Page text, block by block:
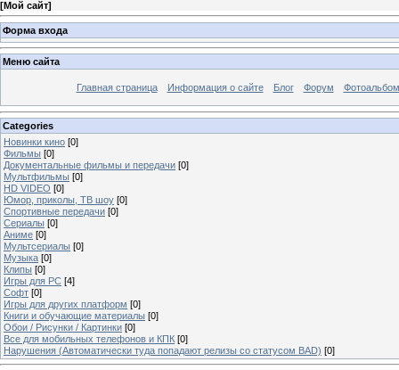
[Мой сайт]
Форма входа
Меню сайта
Главная страница Информация о сайте Блог Форум
Categories
Новинки кино [0]
Фильмы [0]
Документальные фильмы и передачи [0]
Мультфильмы [0]
HD VIDEO [0]
Юмор, приколы, ТВ шоу [0]
Спортивные передачи [0]
Сериалы [0]
Аниме [0]
Мультсериалы [0]
Музыка [0]
Клипы [0]
Игры для PC [4]
Софт [0]
Игры для других платформ [0]
Книги и обучающие материалы [0]
Обои / Рисунки / Картинки [0]
Все для мобильных телефонов и КПК [0]
Нарушения (Автоматически туда попадают релизы со статусом BAD) [0]